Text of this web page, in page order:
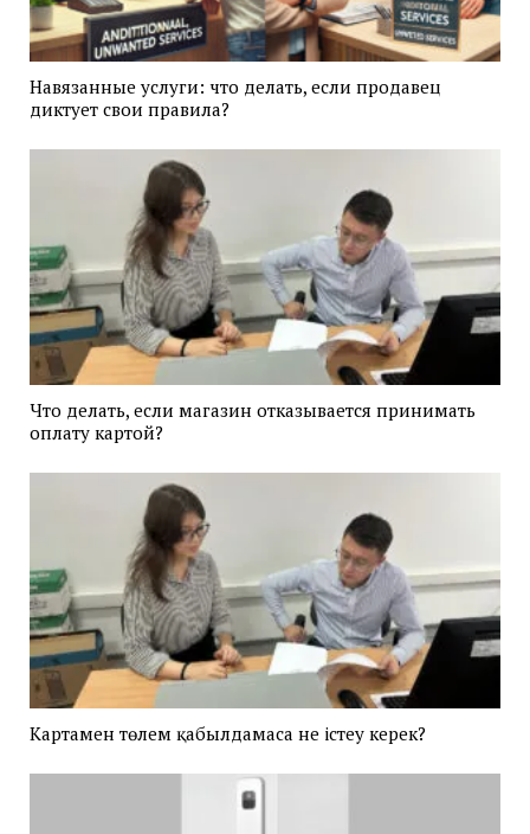
Навязанные услуги: что делать, если продавец
диктует свои правила?
Что делать, если магазин отказывается принимать
оплату картой?
Картамен төлем қабылдамаса не істеу керек?